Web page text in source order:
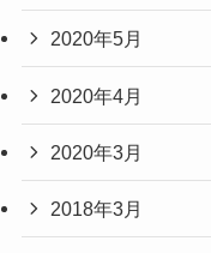
2020年5月
2020年4月
2020年3月
2018年3月